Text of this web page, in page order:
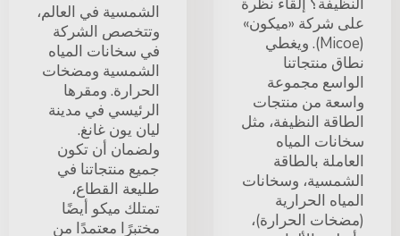
على شركة «ميكون»
(Micoe). ويغطي
نطاق منتجاتنا
الواسع مجموعة
واسعة من منتجات
الطاقة النظيفة، مثل
سخانات المياه
العاملة بالطاقة
الشمسية، وسخانات
المياه الحرارية
(مضخات الحرارة)،
الشمسية في العالم،
وتتخصص الشركة
في سخانات المياه
الشمسية ومضخات
الحرارة. ومقرها
الرئيسي في مدينة
ليان يون غانغ.
ولضمان أن تكون
جميع منتجاتنا في
طليعة القطاع،
تمتلك ميكو أيضًا
مختبرًا معتمدًا من